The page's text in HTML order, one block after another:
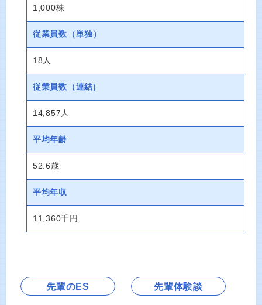
1,000株
従業員数 （単独）
18人
従業員数 （連結)
14,857人
平均年齢
52.6歳
平均年収
11,360千円
先輩のES 先輩体験談